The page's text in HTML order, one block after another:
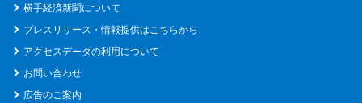
横手経済新聞について
プレスリリース・情報提供はこちらから
アクセスデータの利用について
お問い合わせ
広告のご案内